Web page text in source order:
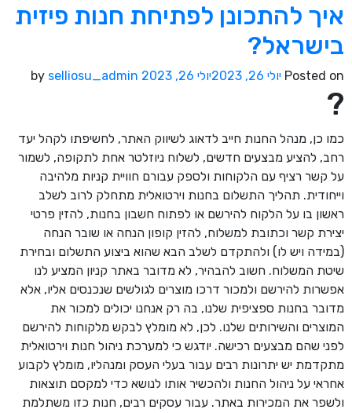
איך להתכונן לפתיחת חנות פיזית
בישראל?
Posted on יולי 26, 2023 יולי 26, 2023 selliosu_admin
?
כמו כן, מנהל החנות חייב לדאוג לשיווק האתר, לחשיפתו לקהל יעד
רחב, להציע מבצעים חדשים, לשלוח ניוזלטר אחת לתקופה, לשמור
על קשר רציף עם הלקוחות ולספק עבורם חוויית קניות מלהיבה
וייחודית. תהליך התשלום בחנות וירטואלית מתחלק לרוב לשלב
ראשון בו על הלקוח להירשם או לפתוח חשבון בחנות, להזין פרטי
יצירת קשר וכתובת למשלוח, להזין קופון הנחה או שובר הנחה
(במידה ויש לו) ולהתקדם לשלב הבא שהוא ביצוע התשלום ובחירת
שיטת המשלוח. חשוב להבהיר, לא מדובר באתר קניון המציע לנו
אפשרות להירשם ולמכור דרכו מוצרים לגולשים שנכנסים אליו, אלא
מדובר בחנות ספציפית שלנו, בה רק אנחנו יכולים למכור את
המוצרים והשירותים שלנו. לכן, לא מומלץ לבקש מלקוחות להירשם
לפני שהם מבצעים רכישה. יודגש כי למערכת ניהול חנות וירטואלית
מתקדמת יש יתרונות רבים עבור בעלי העסק ומנהליו, מומלץ לקבוע
אחראי על ניהול החנות ולהכשיר אותו לנושא כדי למקסם תוצאות
ולשפר את המכירות באתר. עבור עסקים רבים, חנות כזו משתלמת